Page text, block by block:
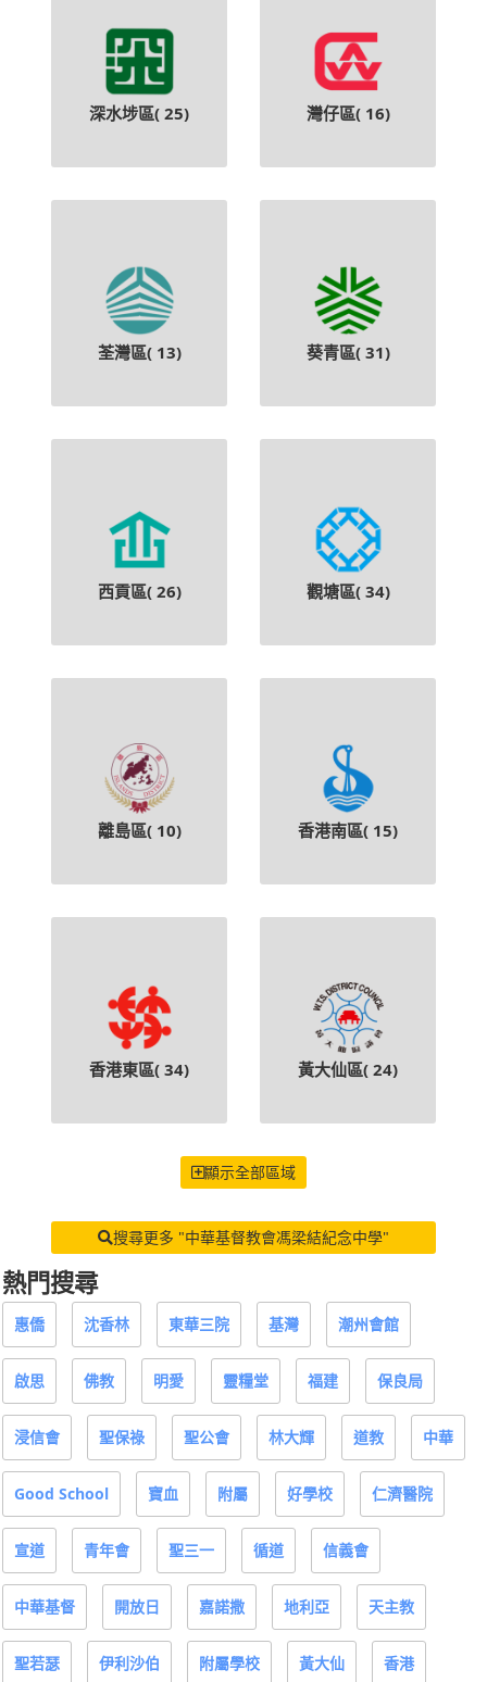
深水埗區( 25) 灣仔區( 16)
荃灣區( 13) 葵青區( 31)
西貢區( 26) 觀塘區( 34)
離島區( 10) 香港南區( 15)
香港東區( 34) 黃大仙區( 24)
顯示全部區域
搜尋更多 "中華基督教會馮梁結紀念中學"
熱門搜尋
惠僑 沈香林 東華三院 基灣 潮州會館
啟思 佛教 明愛 靈糧堂 福建 保良局
浸信會 聖保祿 聖公會 林大輝 道教 中華
Good School 寶血 附屬 好學校 仁濟醫院
宣道 青年會 聖三一 循道 信義會
中華基督 開放日 嘉諾撒 地利亞 天主教
聖若瑟 伊利沙伯 附屬學校 黃大仙 香港